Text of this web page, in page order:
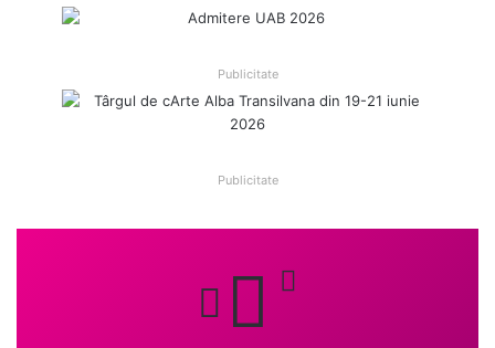
Publicitate
Publicitate